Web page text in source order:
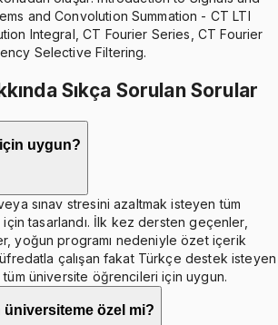
and Convolution Summation - CT LTI
Integral, CT Fourier Series, CT Fourier
Selective Filtering.
Sıkça Sorulan Sorular
uygun?
sınav stresini azaltmak isteyen tüm
tasarlandı. İlk kez dersten geçenler,
yoğun programı nedeniyle özet içerik
çalışan fakat Türkçe destek isteyen
tüm üniversite öğrencileri için uygun.
üniversiteme özel mi?